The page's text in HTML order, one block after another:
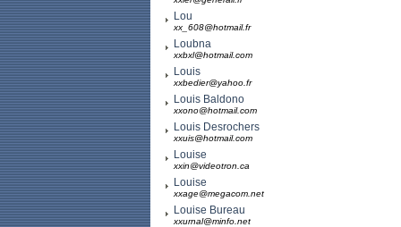
Lou
xx_608@hotmail.fr
Loubna
xxbxl@hotmail.com
Louis
xxbedier@yahoo.fr
Louis Baldono
xxono@hotmail.com
Louis Desrochers
xxuis@hotmail.com
Louise
xxin@videotron.ca
Louise
xxage@megacom.net
Louise Bureau
xxurnal@minfo.net